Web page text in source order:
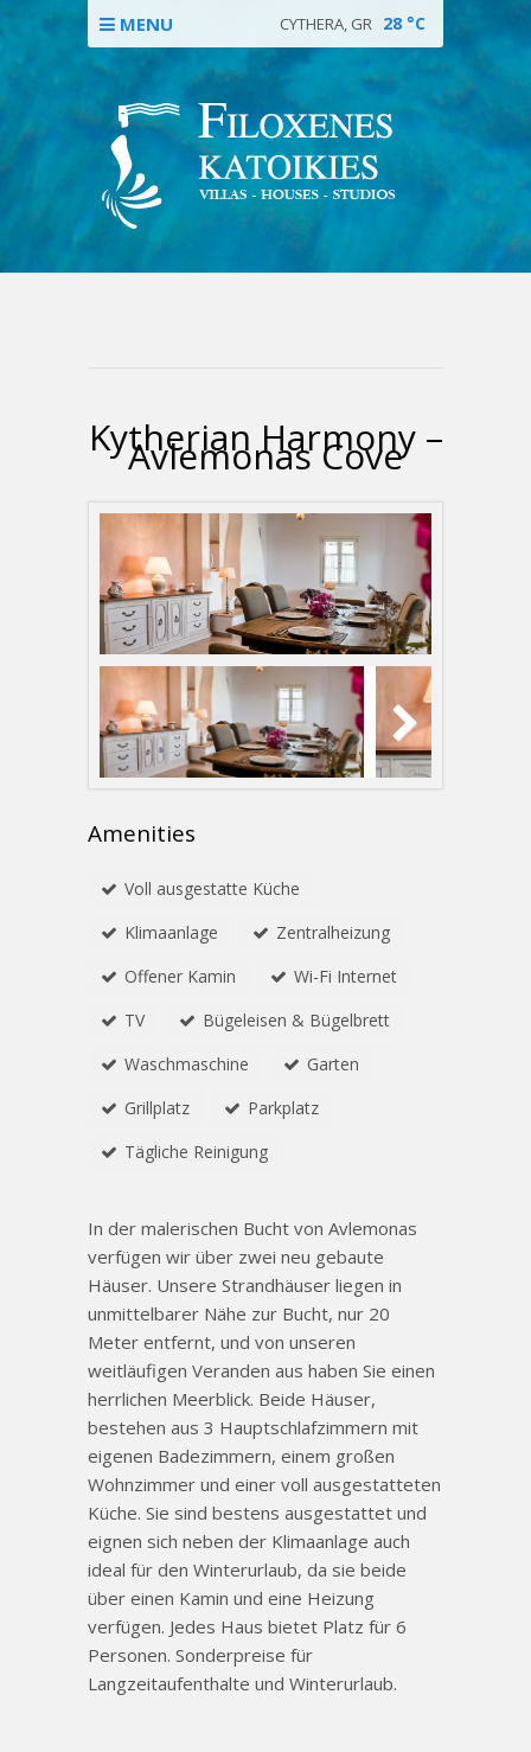
MENU CYTHERA, GR 28 °C
Kytherian Harmony –
Avlemonas Cove
Amenities
Voll ausgestatte Küche
Κlimaanlage
Zentralheizung
Offener Kamin
Wi-Fi Internet
TV
Bügeleisen & Bügelbrett
Waschmaschine
Garten
Grillplatz
Parkplatz
Tägliche Reinigung
In der malerischen Bucht von Avlemonas
verfügen wir über zwei neu gebaute
Häuser. Unsere Strandhäuser liegen in
unmittelbarer Nähe zur Bucht, nur 20
Meter entfernt, und von unseren
weitläufigen Veranden aus haben Sie einen
herrlichen Meerblick. Beide Häuser,
bestehen aus 3 Hauptschlafzimmern mit
eigenen Badezimmern, einem großen
Wohnzimmer und einer voll ausgestatteten
Küche. Sie sind bestens ausgestattet und
eignen sich neben der Klimaanlage auch
ideal für den Winterurlaub, da sie beide
über einen Kamin und eine Heizung
verfügen. Jedes Haus bietet Platz für 6
Personen. Sonderpreise für
Langzeitaufenthalte und Winterurlaub.